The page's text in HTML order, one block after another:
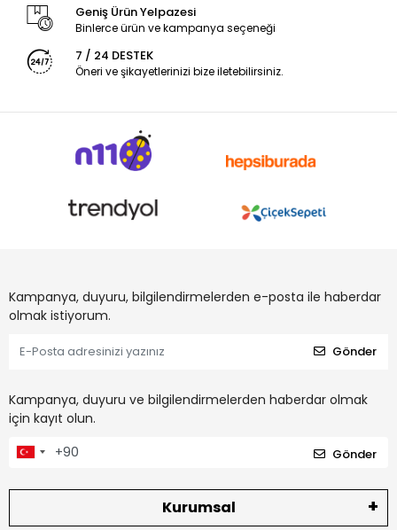
Geniş Ürün Yelpazesi
Binlerce ürün ve kampanya seçeneği
7 / 24 DESTEK
Öneri ve şikayetlerinizi bize iletebilirsiniz.
Kampanya, duyuru, bilgilendirmelerden e-posta ile haberdar
olmak istiyorum.
Gönder
Kampanya, duyuru ve bilgilendirmelerden haberdar olmak
için kayıt olun.
Gönder
Kurumsal